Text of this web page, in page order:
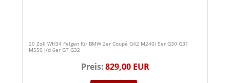
20 Zoll WH34 Felgen für BMW 2er Coupé G42 M240i 5er G30 G31
M550 i/d 6er GT G32
Preis:829,00 EUR